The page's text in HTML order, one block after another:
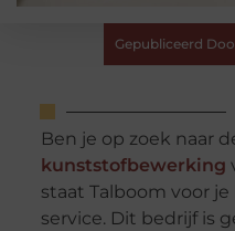
Gepubliceerd
Ben je op zoek naar
kunststofbewerking
staat Talboom voor
service. Dit bedrijf is